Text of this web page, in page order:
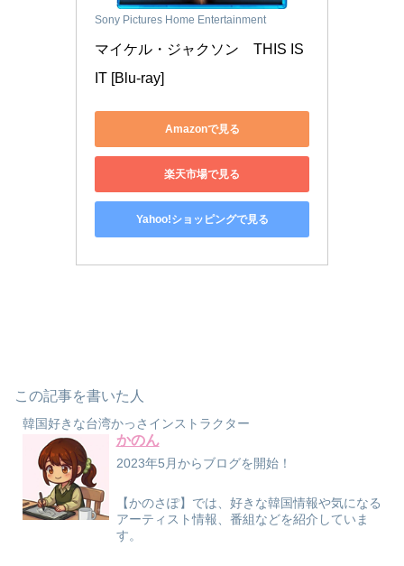
Sony Pictures Home Entertainment
マイケル・ジャクソン　THIS IS
IT [Blu-ray]
Amazonで見る
楽天市場で見る
Yahoo!ショッピングで見る
この記事を書いた人
韓国好きな台湾かっさインストラクター
かのん
2023年5月からブログを開始！
【かのさぽ】では、好きな韓国情報や気になる
アーティスト情報、番組などを紹介していま
す。